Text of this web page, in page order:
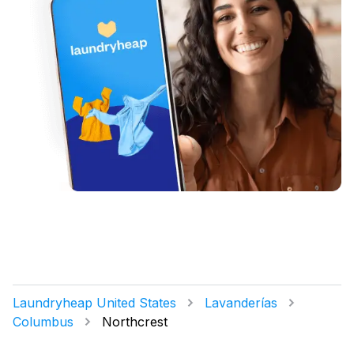
Laundryheap United States
Lavanderías
Columbus
Northcrest